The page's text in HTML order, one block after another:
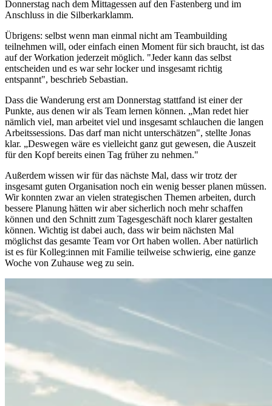
Donnerstag nach dem Mittagessen auf den Fastenberg und im
Anschluss in die Silberkarklamm.
Übrigens: selbst wenn man einmal nicht am Teambuilding
teilnehmen will, oder einfach einen Moment für sich braucht, ist das
auf der Workation jederzeit möglich. "Jeder kann das selbst
entscheiden und es war sehr locker und insgesamt richtig
entspannt", beschrieb Sebastian.
Dass die Wanderung erst am Donnerstag stattfand ist einer der
Punkte, aus denen wir als Team lernen können. „Man redet hier
nämlich viel, man arbeitet viel und insgesamt schlauchen die langen
Arbeitssessions. Das darf man nicht unterschätzen", stellte Jonas
klar. „Deswegen wäre es vielleicht ganz gut gewesen, die Auszeit
für den Kopf bereits einen Tag früher zu nehmen."
Außerdem wissen wir für das nächste Mal, dass wir trotz der
insgesamt guten Organisation noch ein wenig besser planen müssen.
Wir konnten zwar an vielen strategischen Themen arbeiten, durch
bessere Planung hätten wir aber sicherlich noch mehr schaffen
können und den Schnitt zum Tagesgeschäft noch klarer gestalten
können. Wichtig ist dabei auch, dass wir beim nächsten Mal
möglichst das gesamte Team vor Ort haben wollen. Aber natürlich
ist es für Kolleg:innen mit Familie teilweise schwierig, eine ganze
Woche von Zuhause weg zu sein.